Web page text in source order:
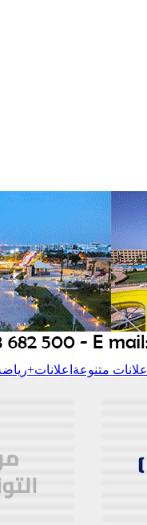
إعلانات متنوعة اعلانات+